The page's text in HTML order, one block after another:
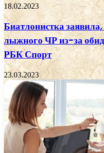
18.02.2023
Биатлонистка заявила,
лыжного ЧР из-за
РБК Спорт
23.03.2023